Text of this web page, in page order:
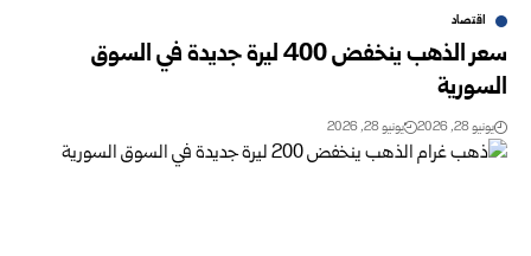
اقتصاد
سعر الذهب ينخفض 400 ليرة جديدة في السوق
السورية‎ ‎
يونيو 28, 2026 يونيو 28, 2026